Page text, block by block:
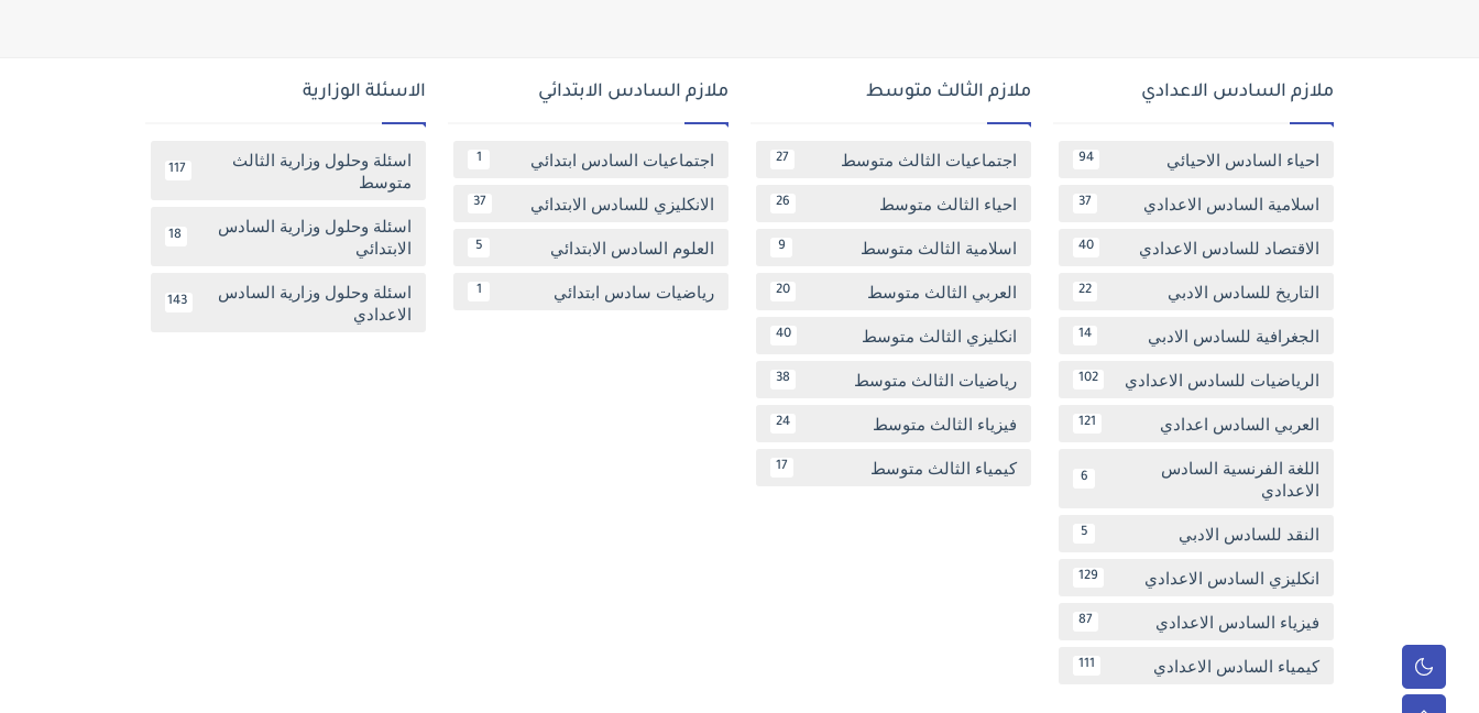
ملازم السادس الاعدادي
احياء السادس الاحيائي 94
اسلامية السادس الاعدادي 37
الاقتصاد للسادس الاعدادي 40
التاريخ للسادس الادبي 22
الجغرافية للسادس الادبي 14
الرياضيات للسادس الاعدادي 102
العربي السادس اعدادي 121
اللغة الفرنسية السادس
الاعدادي
6
النقد للسادس الادبي 5
انكليزي السادس الاعدادي 129
فيزياء السادس الاعدادي 87
كيمياء السادس الاعدادي 111
ملازم الثالث متوسط
اجتماعيات الثالث متوسط 27
احياء الثالث متوسط 26
اسلامية الثالث متوسط 9
العربي الثالث متوسط 20
انكليزي الثالث متوسط 40
رياضيات الثالث متوسط 38
فيزياء الثالث متوسط 24
كيمياء الثالث متوسط 17
ملازم السادس الابتدائي
اجتماعيات السادس ابتدائي 1
الانكليزي للسادس الابتدائي 37
العلوم السادس الابتدائي 5
رياضيات سادس ابتدائي 1
الاسئلة الوزارية
اسئلة وحلول وزارية الثالث
متوسط
117
اسئلة وحلول وزارية السادس
الابتدائي
18
اسئلة وحلول وزارية السادس
الاعدادي
143